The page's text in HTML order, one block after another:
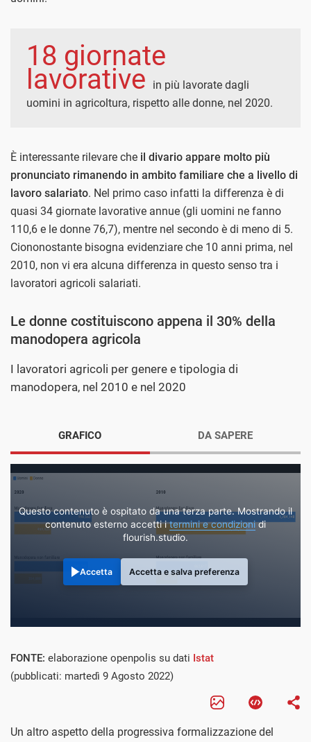
18 giornate
lavorative
in più lavorate dagli
uomini in agricoltura, rispetto alle donne, nel 2020.
È interessante rilevare che il divario appare molto più
pronunciato rimanendo in ambito familiare che a livello di
lavoro salariato. Nel primo caso infatti la differenza è di
quasi 34 giornate lavorative annue (gli uomini ne fanno
110,6 e le donne 76,7), mentre nel secondo è di meno di 5.
Ciononostante bisogna evidenziare che 10 anni prima, nel
2010, non vi era alcuna differenza in questo senso tra i
lavoratori agricoli salariati.
Le donne costituiscono appena il 30% della
manodopera agricola
I lavoratori agricoli per genere e tipologia di
manodopera, nel 2010 e nel 2020
GRAFICO
Questo contenuto è ospitato da una terza parte. Mostrando il
contenuto esterno accetti itermini e condizionidi
flourish.studio.
Accetta Accetta e salva preferenza
DA SAPERE
FONTE: elaborazione openpolis su dati Istat
(pubblicati: martedì 9 Agosto 2022)
Un altro aspetto della progressiva formalizzazione del